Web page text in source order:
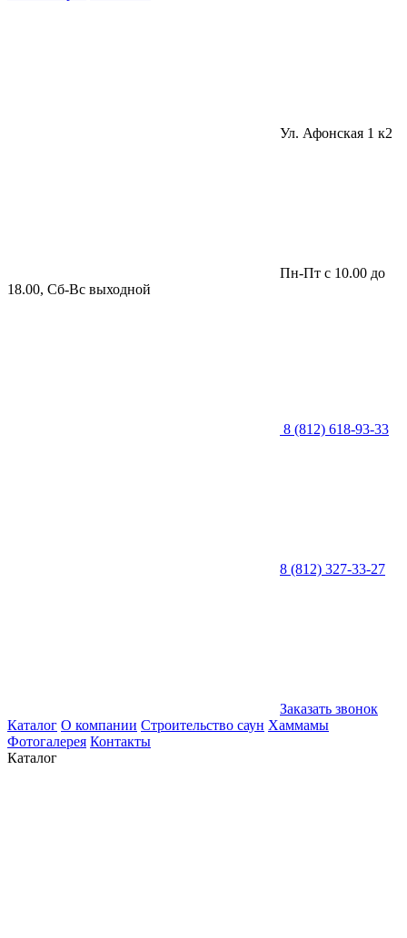
Ул. Афонская 1 к2
Пн-Пт с 10.00 до
18.00, Сб-Вс выходной
8 (812) 618-93-33
8 (812) 327-33-27
Заказать звонок
Каталог О компании Строительство саун Хаммамы
Фотогалерея Контакты
Каталог